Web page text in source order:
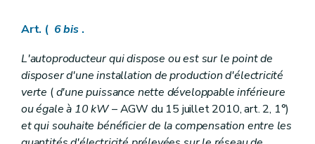
Art. ( 6bis .
L'autoproducteur qui dispose ou est sur le point de
disposer d'une installation de production d'électricité
verte (d'une puissance nette développable inférieure
ou égale à 10 kW– AGW du 15 juillet 2010, art. 2, 1°)
et qui souhaite bénéficier de la compensation entre les